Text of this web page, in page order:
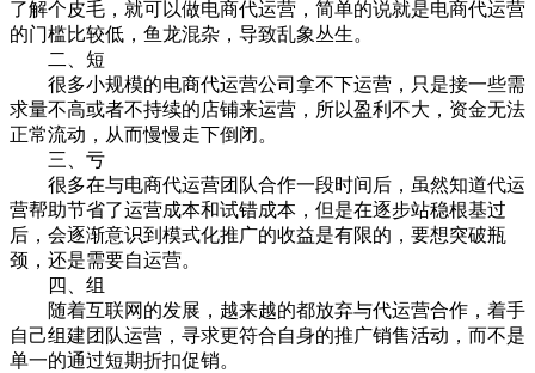
了解个皮毛，就可以做电商代运营，简单的说就是电商代运营
的门槛比较低，鱼龙混杂，导致乱象丛生。
二、短
很多小规模的电商代运营公司拿不下运营，只是接一些需
求量不高或者不持续的店铺来运营，所以盈利不大，资金无法
正常流动，从而慢慢走下倒闭。
三、亏
很多在与电商代运营团队合作一段时间后，虽然知道代运
营帮助节省了运营成本和试错成本，但是在逐步站稳根基过
后，会逐渐意识到模式化推广的收益是有限的，要想突破瓶
颈，还是需要自运营。
四、组
随着互联网的发展，越来越的都放弃与代运营合作，着手
自己组建团队运营，寻求更符合自身的推广销售活动，而不是
单一的通过短期折扣促销。